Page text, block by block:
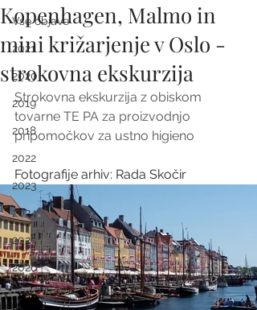
Vse objave
2021
2020
2019
2018
2022
2023
2024
2025
2026
Kopenhagen, Malmo in
mini križarjenje v Oslo -
strokovna ekskurzija
Strokovna ekskurzija z obiskom
tovarne TE PA za proizvodnjo
pripomočkov za ustno higieno
Fotografije arhiv: Rada Skočir